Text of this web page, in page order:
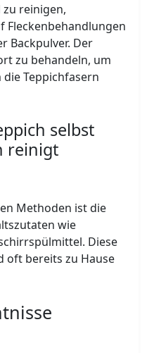
zu reinigen,
Fleckenbehandlungen
Backpulver. Der
zu behandeln, um
Teppichfasern
selbst
reinigt
Methoden ist die
wie
Diese
oft bereits zu Hause